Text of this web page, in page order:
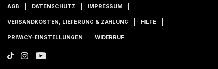
AGB DATENSCHUTZ IMPRESSUM
VERSANDKOSTEN, LIEFERUNG & ZAHLUNG HILFE
PRIVACY-EINSTELLUNGEN WIDERRUF